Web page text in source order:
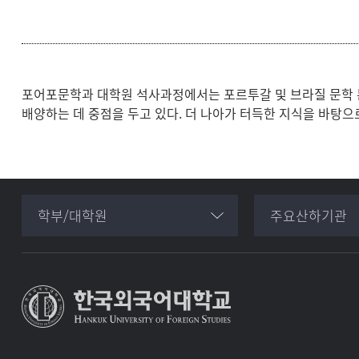
포어포문학과 대학원 석사과정에서는 포르투갈 및 브라질 문
배양하는 데 중점을 두고 있다. 더 나아가 터득한 지식을 바탕
학부/대학원 주요산하기관